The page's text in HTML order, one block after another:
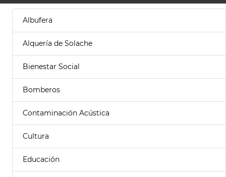
Albufera
Alquería de Solache
Bienestar Social
Bomberos
Contaminación Acústica
Cultura
Educación